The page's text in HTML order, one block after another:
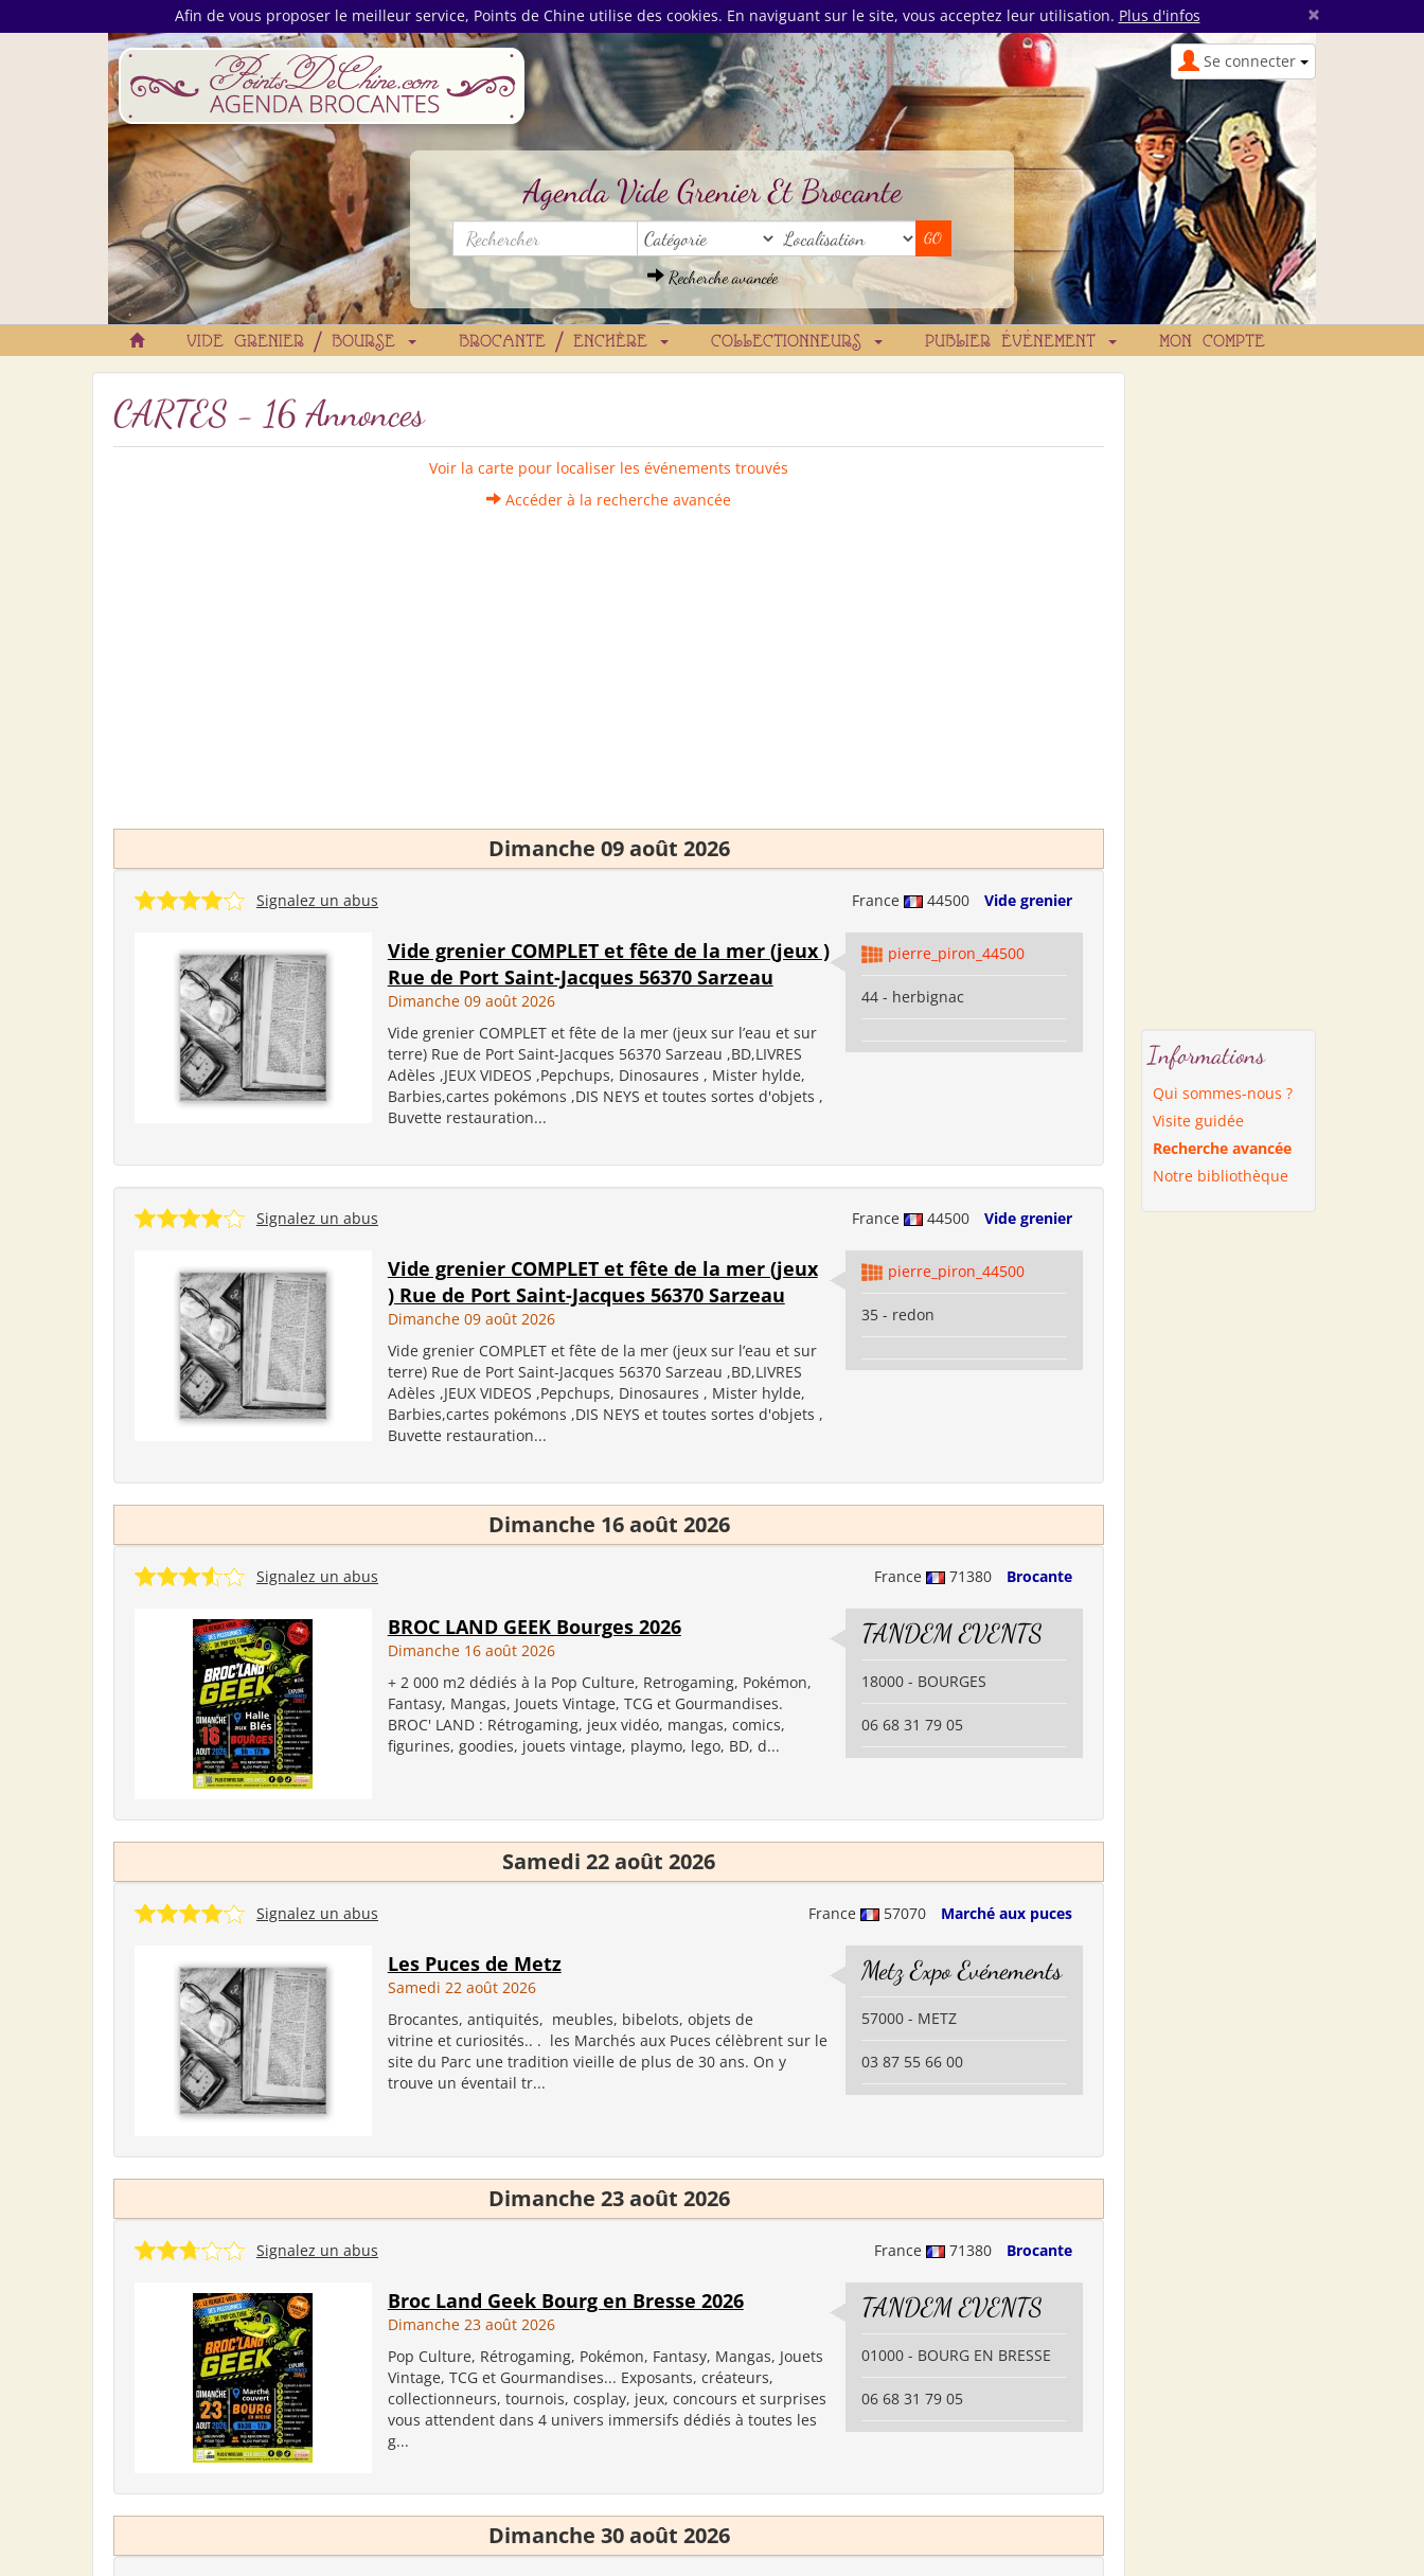
Afin de vous proposer le meilleur service, Points de Chine utilise des cookies. En naviguant sur le site, vous acceptez leur utilisation. Plus d'infos ×
Se connecter
Agenda Vide Grenier Et Brocante
Recherche avancée
VIDE GRENIER / BOURSE BROCANTE / ENCHÈRE COLLECTIONNEURS PUBLIER ÉVÉNEMENT MON COMPTE
CARTES - 16 Annonces
Voir la carte pour localiser les événements trouvés
Accéder à la recherche avancée
Dimanche 09 août 2026
France 44500 Vide grenier
Signalez un abus
Vide grenier COMPLET et fête de la mer (jeux )
Rue de Port Saint-Jacques 56370 Sarzeau
Dimanche 09 août 2026
Vide grenier COMPLET et fête de la mer (jeux sur l’eau et sur
terre) Rue de Port Saint-Jacques 56370 Sarzeau ,BD,LIVRES
Adèles ,JEUX VIDEOS ,Pepchups, Dinosaures , Mister hylde,
Barbies,cartes pokémons ,DIS NEYS et toutes sortes d'objets ,
Buvette restauration...
pierre_piron_44500
44 - herbignac
France 44500 Vide grenier
Signalez un abus
Vide grenier COMPLET et fête de la mer (jeux
) Rue de Port Saint-Jacques 56370 Sarzeau
Dimanche 09 août 2026
Vide grenier COMPLET et fête de la mer (jeux sur l’eau et sur
terre) Rue de Port Saint-Jacques 56370 Sarzeau ,BD,LIVRES
Adèles ,JEUX VIDEOS ,Pepchups, Dinosaures , Mister hylde,
Barbies,cartes pokémons ,DIS NEYS et toutes sortes d'objets ,
Buvette restauration...
pierre_piron_44500
35 - redon
Dimanche 16 août 2026
France 71380 Brocante
Signalez un abus
BROC LAND GEEK Bourges 2026
Dimanche 16 août 2026
+ 2 000 m2 dédiés à la Pop Culture, Retrogaming, Pokémon,
Fantasy, Mangas, Jouets Vintage, TCG et Gourmandises.
BROC' LAND : Rétrogaming, jeux vidéo, mangas, comics,
figurines, goodies, jouets vintage, playmo, lego, BD, d...
TANDEM EVENTS
18000 - BOURGES
06 68 31 79 05
Samedi 22 août 2026
France 57070 Marché aux puces
Signalez un abus
Les Puces de Metz
Samedi 22 août 2026
Brocantes, antiquités, meubles, bibelots, objets de
vitrine et curiosités.. . les Marchés aux Puces célèbrent sur le
site du Parc une tradition vieille de plus de 30 ans. On y
trouve un éventail tr...
Metz Expo Evénements
57000 - METZ
03 87 55 66 00
Dimanche 23 août 2026
France 71380 Brocante
Signalez un abus
Broc Land Geek Bourg en Bresse 2026
Dimanche 23 août 2026
Pop Culture, Rétrogaming, Pokémon, Fantasy, Mangas, Jouets
Vintage, TCG et Gourmandises... Exposants, créateurs,
collectionneurs, tournois, cosplay, jeux, concours et surprises
vous attendent dans 4 univers immersifs dédiés à toutes les
g...
TANDEM EVENTS
01000 - BOURG EN BRESSE
06 68 31 79 05
Dimanche 30 août 2026
Informations
Qui sommes-nous ?
Visite guidée
Recherche avancée
Notre bibliothèque